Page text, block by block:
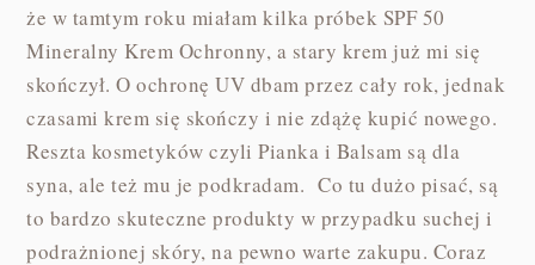
że w tamtym roku miałam kilka próbek SPF 50
Mineralny Krem Ochronny, a stary krem już mi się
skończył. O ochronę UV dbam przez cały rok, jednak
czasami krem się skończy i nie zdążę kupić nowego.
Reszta kosmetyków czyli Pianka i Balsam są dla
syna, ale też mu je podkradam. Co tu dużo pisać, są
to bardzo skuteczne produkty w przypadku suchej i
podrażnionej skóry, na pewno warte zakupu. Coraz